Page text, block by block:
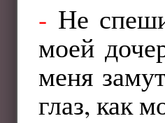
- Не
моей
меня
глаз, как